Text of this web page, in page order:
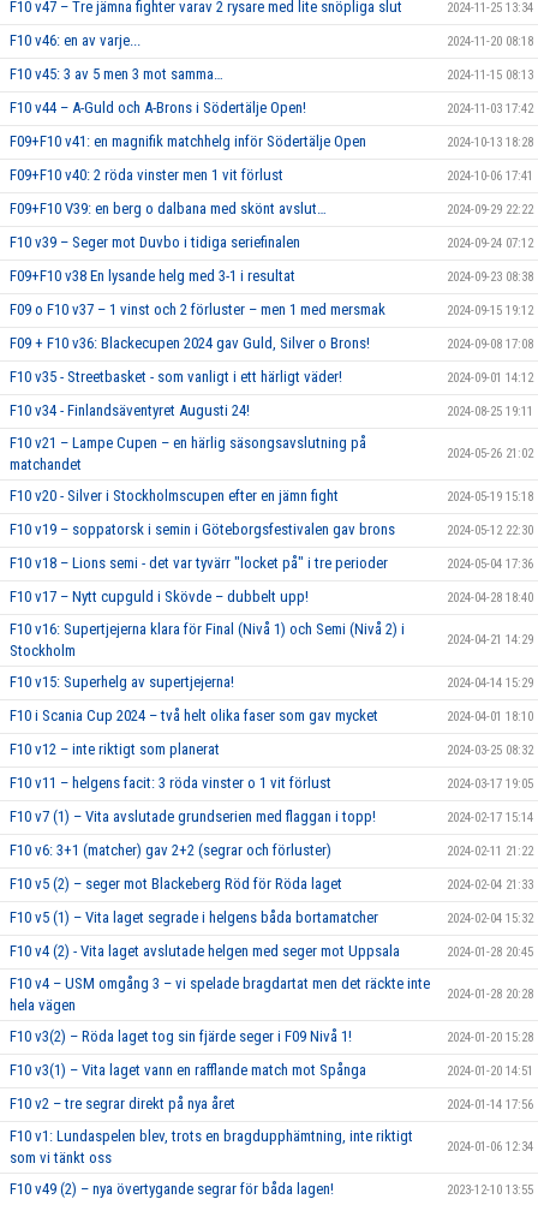
F10 v47 – Tre jämna fighter varav 2 rysare med lite snöpliga slut 2024-11-25 13:34
F10 v46: en av varje... 2024-11-20 08:18
F10 v45: 3 av 5 men 3 mot samma… 2024-11-15 08:13
F10 v44 – A-Guld och A-Brons i Södertälje Open! 2024-11-03 17:42
F09+F10 v41: en magnifik matchhelg inför Södertälje Open 2024-10-13 18:28
F09+F10 v40: 2 röda vinster men 1 vit förlust 2024-10-06 17:41
F09+F10 V39: en berg o dalbana med skönt avslut… 2024-09-29 22:22
F10 v39 – Seger mot Duvbo i tidiga seriefinalen 2024-09-24 07:12
F09+F10 v38 En lysande helg med 3-1 i resultat 2024-09-23 08:38
F09 o F10 v37 – 1 vinst och 2 förluster – men 1 med mersmak 2024-09-15 19:12
F09 + F10 v36: Blackecupen 2024 gav Guld, Silver o Brons! 2024-09-08 17:08
F10 v35 - Streetbasket - som vanligt i ett härligt väder! 2024-09-01 14:12
F10 v34 - Finlandsäventyret Augusti 24! 2024-08-25 19:11
F10 v21 – Lampe Cupen – en härlig säsongsavslutning på
matchandet
2024-05-26 21:02
F10 v20 - Silver i Stockholmscupen efter en jämn fight 2024-05-19 15:18
F10 v19 – soppatorsk i semin i Göteborgsfestivalen gav brons 2024-05-12 22:30
F10 v18 – Lions semi - det var tyvärr "locket på" i tre perioder 2024-05-04 17:36
F10 v17 – Nytt cupguld i Skövde – dubbelt upp! 2024-04-28 18:40
F10 v16: Supertjejerna klara för Final (Nivå 1) och Semi (Nivå 2) i
Stockholm
2024-04-21 14:29
F10 v15: Superhelg av supertjejerna! 2024-04-14 15:29
F10 i Scania Cup 2024 – två helt olika faser som gav mycket 2024-04-01 18:10
F10 v12 – inte riktigt som planerat 2024-03-25 08:32
F10 v11 – helgens facit: 3 röda vinster o 1 vit förlust 2024-03-17 19:05
F10 v7 (1) – Vita avslutade grundserien med flaggan i topp! 2024-02-17 15:14
F10 v6: 3+1 (matcher) gav 2+2 (segrar och förluster) 2024-02-11 21:22
F10 v5 (2) – seger mot Blackeberg Röd för Röda laget 2024-02-04 21:33
F10 v5 (1) – Vita laget segrade i helgens båda bortamatcher 2024-02-04 15:32
F10 v4 (2) - Vita laget avslutade helgen med seger mot Uppsala 2024-01-28 20:45
F10 v4 – USM omgång 3 – vi spelade bragdartat men det räckte inte
hela vägen
2024-01-28 20:28
F10 v3(2) – Röda laget tog sin fjärde seger i F09 Nivå 1! 2024-01-20 15:28
F10 v3(1) – Vita laget vann en rafflande match mot Spånga 2024-01-20 14:51
F10 v2 – tre segrar direkt på nya året 2024-01-14 17:56
F10 v1: Lundaspelen blev, trots en bragdupphämtning, inte riktigt
som vi tänkt oss
2024-01-06 12:34
F10 v49 (2) – nya övertygande segrar för båda lagen! 2023-12-10 13:55